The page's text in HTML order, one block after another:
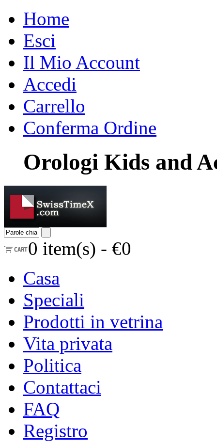
Home
Esci
Il Mio Account
Accedi
Carrello
Conferma Ordine
Orologi Kids and
0 item(s) - €0
Casa
Speciali
Prodotti in vetrina
Vita privata
Politica
Contattaci
FAQ
Registro